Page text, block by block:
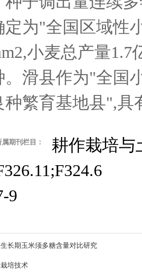
定为"全国区域性
小麦总产量1.7
。滑县作为"全国
种繁育基地县",具
属期刊栏目： 耕作栽培与
9
长期玉米须多糖含量对比研究
培技术